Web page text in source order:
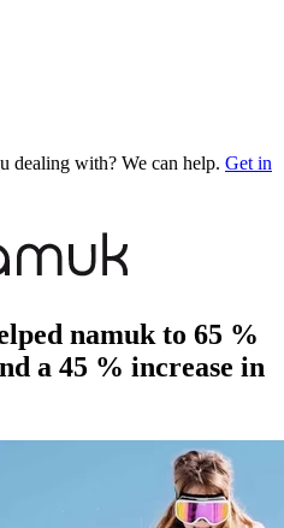
dealing with? We can help. Get in
namuk to 65 %
a 45 % increase in